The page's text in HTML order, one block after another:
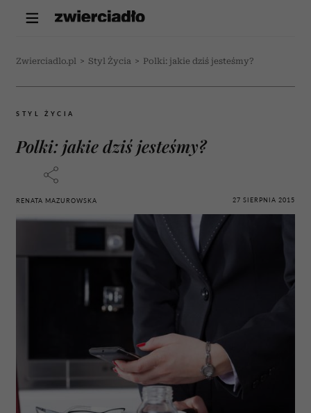
Zwierciadlo.pl > Styl Życia > Polki: jakie dziś jesteśmy?
STYL ŻYCIA
Polki: jakie dziś jesteśmy?
RENATA MAZUROWSKA 27 SIERPNIA 2015